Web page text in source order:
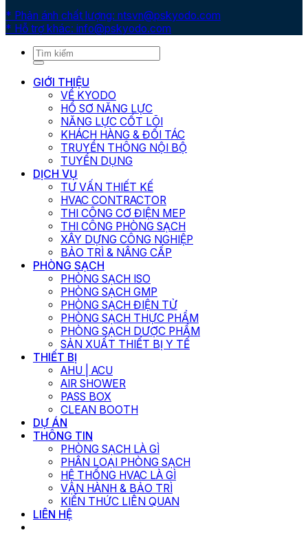
* Phản ánh chất lượng: ntsvn@pskyodo.com
* Hỗ trợ khác: info@pskyodo.com
GIỚI THIỆU
VỀ KYODO
HỒ SƠ NĂNG LỰC
NĂNG LỰC CỐT LÕI
KHÁCH HÀNG & ĐỐI TÁC
TRUYỀN THÔNG NỘI BỘ
TUYỂN DỤNG
DỊCH VỤ
TƯ VẤN THIẾT KẾ
HVAC CONTRACTOR
THI CÔNG CƠ ĐIỆN MEP
THI CÔNG PHÒNG SẠCH
XÂY DỰNG CÔNG NGHIỆP
BẢO TRÌ & NÂNG CẤP
PHÒNG SẠCH
PHÒNG SẠCH ISO
PHÒNG SẠCH GMP
PHÒNG SẠCH ĐIỆN TỬ
PHÒNG SẠCH THỰC PHẨM
PHÒNG SẠCH DƯỢC PHẨM
SẢN XUẤT THIẾT BỊ Y TẾ
THIẾT BỊ
AHU | ACU
AIR SHOWER
PASS BOX
CLEAN BOOTH
DỰ ÁN
THÔNG TIN
PHÒNG SẠCH LÀ GÌ
PHÂN LOẠI PHÒNG SẠCH
HỆ THỐNG HVAC LÀ GÌ
VẬN HÀNH & BẢO TRÌ
KIẾN THỨC LIÊN QUAN
LIÊN HỆ